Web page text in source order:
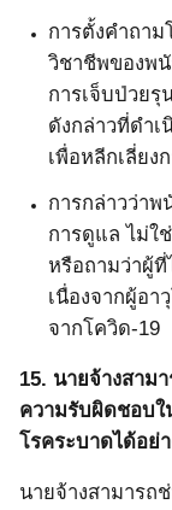
การตั้งคำถา
วิชาชีพของพ
การเจ็บป่วยรุ
ดังกล่าวที่ดำ
เพื่อหลีกเลี่ยง
การกล่าวว่า
การดูแล ไม่ใ
หรือถามว่าผู้ที่
เนื่องจากผู้อา
จากโควิด-19
15. นายจ้างสาม
ความรับผิดชอบ
โรคระบาดได้อย่า
นายจ้างสามารถ